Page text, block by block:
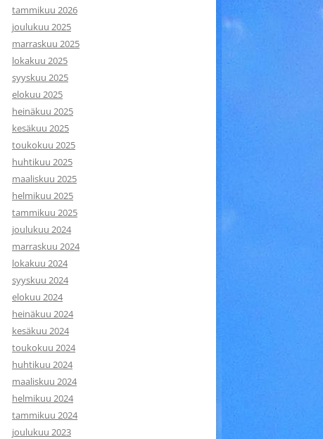
tammikuu 2026
joulukuu 2025
marraskuu 2025
lokakuu 2025
syyskuu 2025
elokuu 2025
heinäkuu 2025
kesäkuu 2025
toukokuu 2025
huhtikuu 2025
maaliskuu 2025
helmikuu 2025
tammikuu 2025
joulukuu 2024
marraskuu 2024
lokakuu 2024
syyskuu 2024
elokuu 2024
heinäkuu 2024
kesäkuu 2024
toukokuu 2024
huhtikuu 2024
maaliskuu 2024
helmikuu 2024
tammikuu 2024
joulukuu 2023